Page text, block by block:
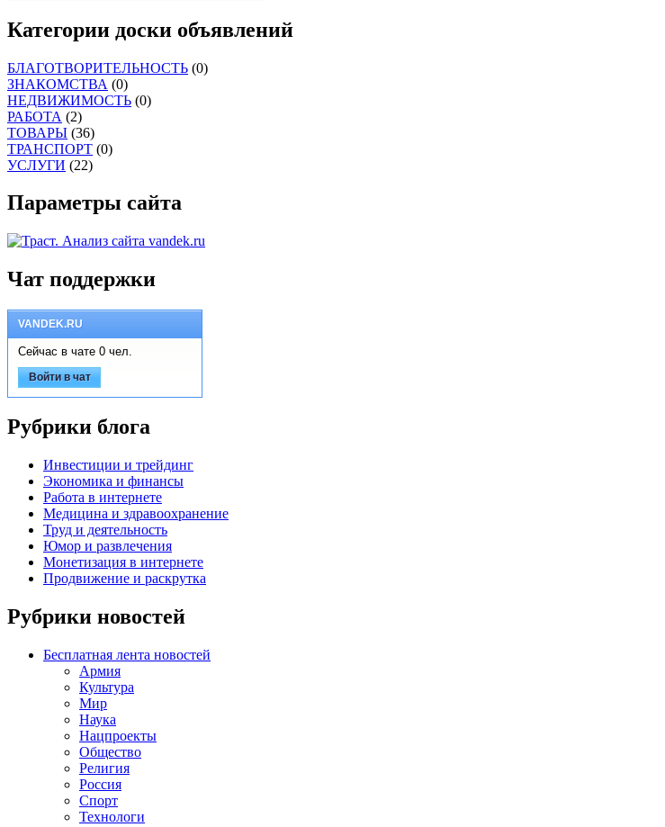
Категории доски объявлений
БЛАГОТВОРИТЕЛЬНОСТЬ (0)
ЗНАКОМСТВА (0)
НЕДВИЖИМОСТЬ (0)
РАБОТА (2)
ТОВАРЫ (36)
ТРАНСПОРТ (0)
УСЛУГИ (22)
Параметры сайта
Чат поддержки
VANDEK.RU
Сейчас в чате 0 чел.
Войти в чат
Рубрики блога
Инвестиции и трейдинг
Экономика и финансы
Работа в интернете
Медицина и здравоохранение
Труд и деятельность
Юмор и развлечения
Монетизация в интернете
Продвижение и раскрутка
Рубрики новостей
Бесплатная лента новостей
Армия
Культура
Мир
Наука
Нацпроекты
Общество
Религия
Россия
Спорт
Технологи